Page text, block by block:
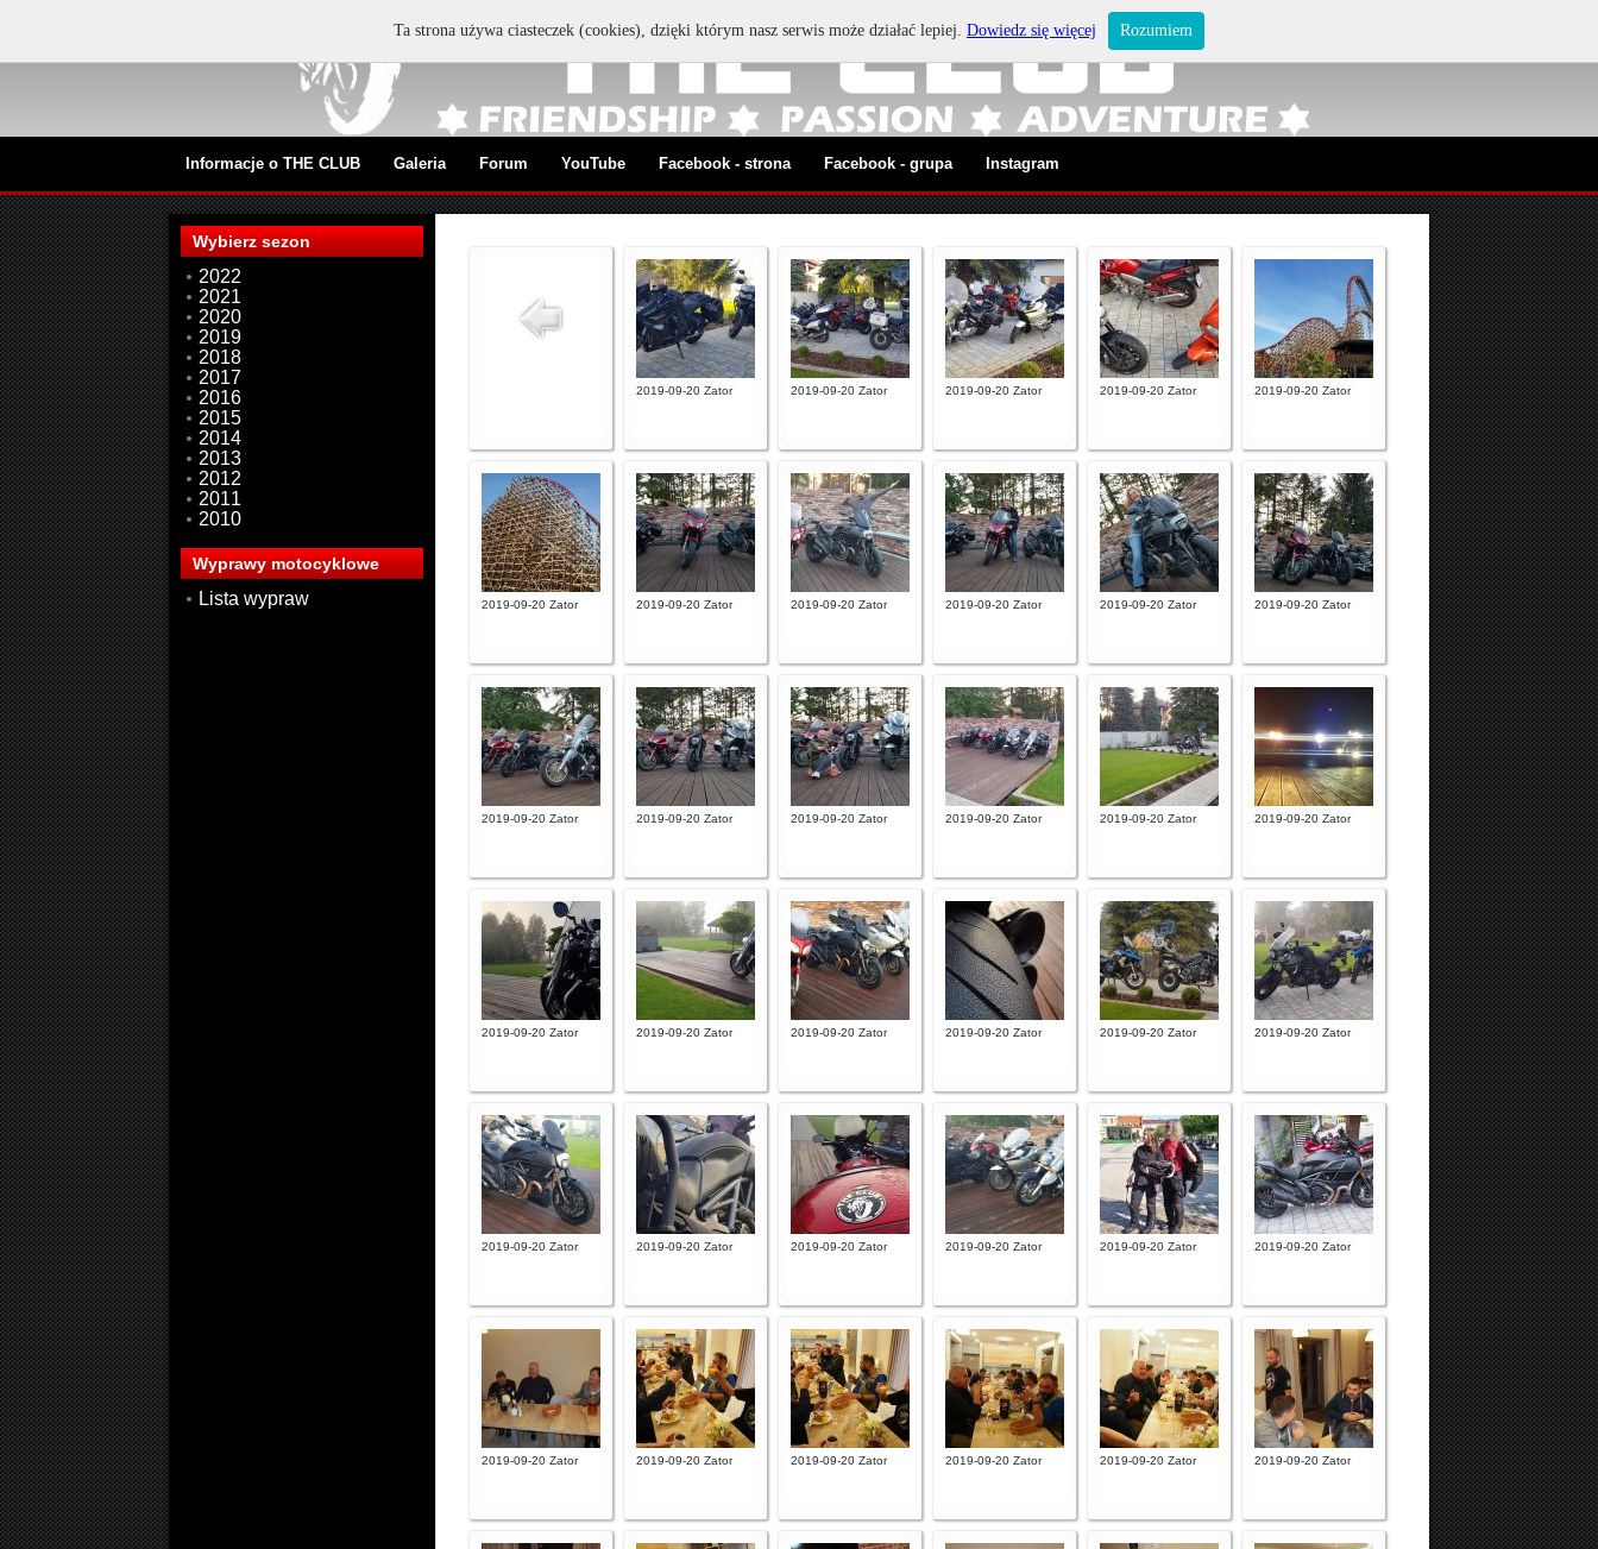
Informacje o THE CLUB Galeria Forum YouTube Facebook - strona Facebook - grupa Instagram
Wybierz sezon
2022
2021
2020
2019
2018
2017
2016
2015
2014
2013
2012
2011
2010
Wyprawy motocyklowe
Lista wypraw
2019-09-20 Zator 2019-09-20 Zator 2019-09-20 Zator 2019-09-20 Zator 2019-09-20 Zator
2019-09-20 Zator 2019-09-20 Zator 2019-09-20 Zator 2019-09-20 Zator 2019-09-20 Zator 2019-09-20 Zator
2019-09-20 Zator 2019-09-20 Zator 2019-09-20 Zator 2019-09-20 Zator 2019-09-20 Zator 2019-09-20 Zator
2019-09-20 Zator 2019-09-20 Zator 2019-09-20 Zator 2019-09-20 Zator 2019-09-20 Zator 2019-09-20 Zator
2019-09-20 Zator 2019-09-20 Zator 2019-09-20 Zator 2019-09-20 Zator 2019-09-20 Zator 2019-09-20 Zator
2019-09-20 Zator 2019-09-20 Zator 2019-09-20 Zator 2019-09-20 Zator 2019-09-20 Zator 2019-09-20 Zator
Ta strona używa ciasteczek (cookies), dzięki którym nasz serwis może działać lepiej. Dowiedz się więcej Rozumiem